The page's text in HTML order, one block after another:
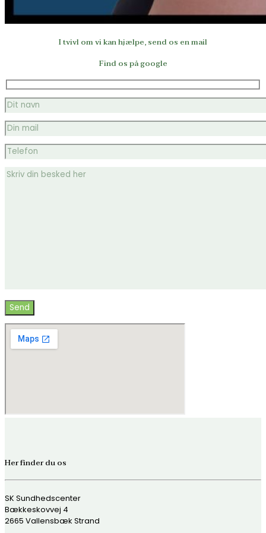
I tvivl om vi kan hjælpe, send os en mail
Find os på google
Her finder du os
SK Sundhedscenter
Bækkeskovvej 4
2665 Vallensbæk Strand